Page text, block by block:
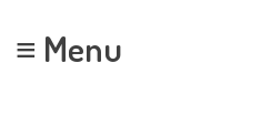
≡ Menu